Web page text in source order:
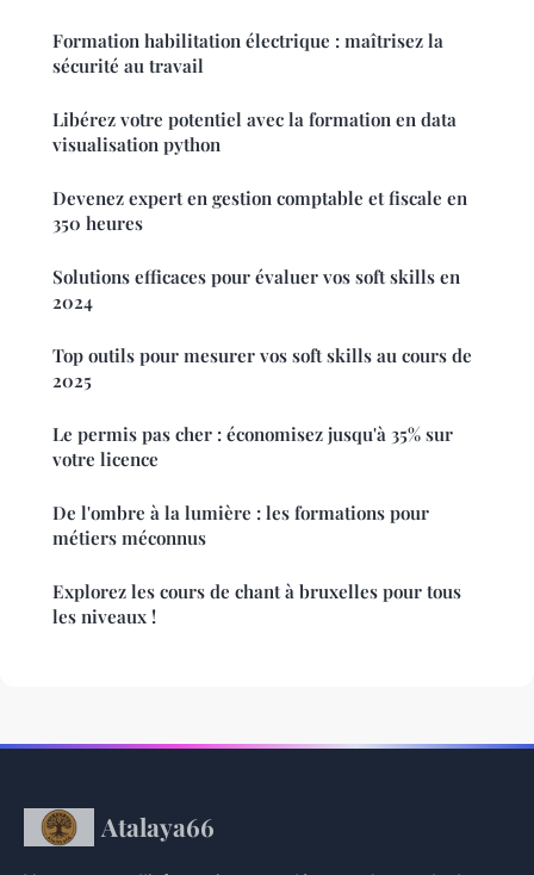
Formation habilitation électrique : maîtrisez la
sécurité au travail
Libérez votre potentiel avec la formation en data
visualisation python
Devenez expert en gestion comptable et fiscale en
350 heures
Solutions efficaces pour évaluer vos soft skills en
2024
Top outils pour mesurer vos soft skills au cours de
2025
Le permis pas cher : économisez jusqu'à 35% sur
votre licence
De l'ombre à la lumière : les formations pour
métiers méconnus
Explorez les cours de chant à bruxelles pour tous
les niveaux !
Atalaya66